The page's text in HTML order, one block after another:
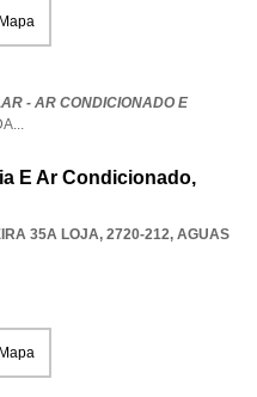
- AR CONDICIONADO E
...
E Ar Condicionado,
35A LOJA, 2720-212, AGUAS